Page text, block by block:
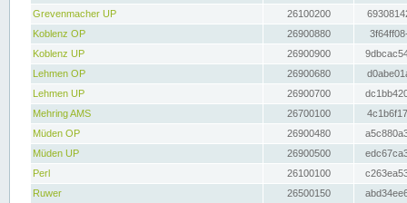
Grevenmacher UP
26100200
Koblenz OP
26900880
Koblenz UP
26900900
Lehmen OP
26900680
Lehmen UP
26900700
Mehring AMS
26700100
Müden OP
26900480
Müden UP
26900500
Perl
26100100
Ruwer
26500150